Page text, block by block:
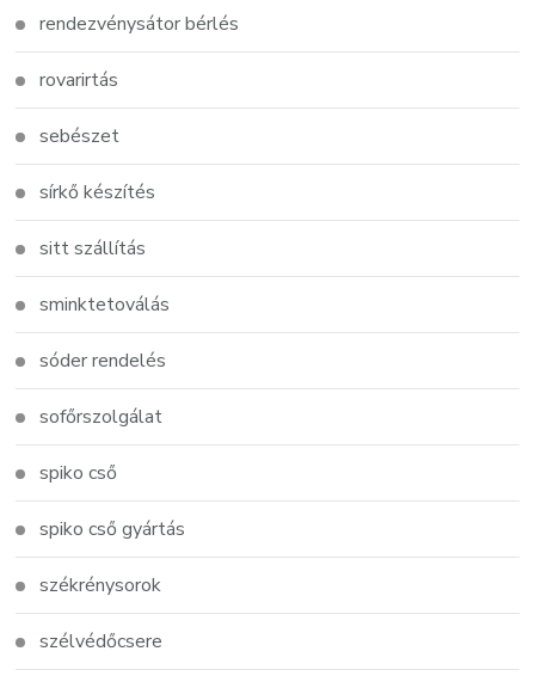
rendezvénysátor bérlés
rovarirtás
sebészet
sírkő készítés
sitt szállítás
sminktetoválás
sóder rendelés
sofőrszolgálat
spiko cső
spiko cső gyártás
székrénysorok
szélvédőcsere